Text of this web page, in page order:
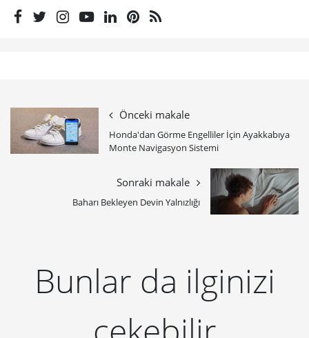
Önceki makale
Honda'dan Görme Engelliler İçin Ayakkabıya
Monte Navigasyon Sistemi
Sonraki makale
Baharı Bekleyen Devin Yalnızlığı
Bunlar da ilginizi